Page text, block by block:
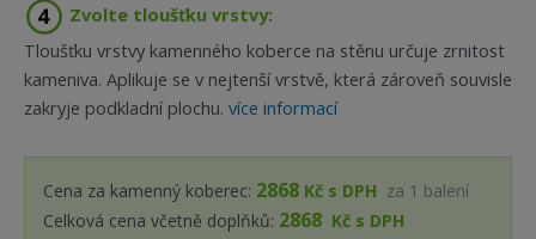
Zvolte tloušťku vrstvy:
Tloušťku vrstvy kamenného koberce na stěnu určuje zrnitost
kameniva. Aplikuje se v nejtenší vrstvě, která zároveň souvisle
zakryje podkladní plochu. více informací
Cena za kamenný koberec: 2868 Kč s DPH za 1 balení
Celková cena včetně doplňků: 2868 Kč s DPH